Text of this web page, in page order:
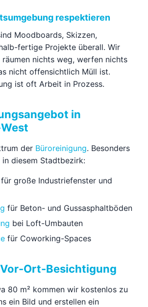
respektieren
Moodboards, Skizzen,
fertige Projekte überall. Wir
räumen nichts weg, werfen nichts
nicht offensichtlich Müll ist.
ist oft Arbeit in Prozess.
in
der Büroreinigung. Besonders
diesem Stadtbezirk:
für große Industriefenster und
für Beton- und Gussasphaltböden
bei Loft-Umbauten
für Coworking-Spaces
Ort-Besichtigung
80 m² kommen wir kostenlos zu
ein Bild und erstellen ein